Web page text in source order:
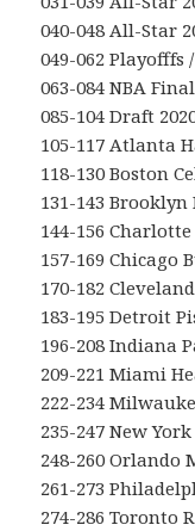
040-048 All-Star
049-062 Playofffs
063-084 NBA
085-104 Draft
105-117 Atlanta
118-130 Boston
131-143 Brooklyn
144-156
157-169 Chicago
170-182
183-195 Detroit
196-208 Indiana
209-221 Miami
222-234
235-247 New
248-260 Orlando
261-273
274-286 Toronto